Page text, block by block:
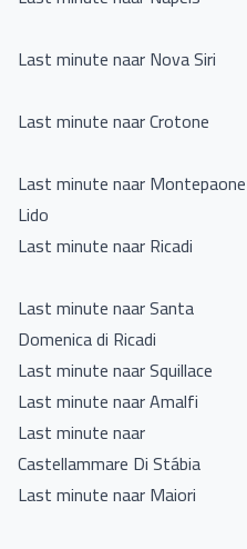
Last minute naar Nova Siri
Last minute naar Crotone
Last minute naar Montepaone
Lido
Last minute naar Ricadi
Last minute naar Santa
Domenica di Ricadi
Last minute naar Squillace
Last minute naar Amalfi
Last minute naar
Castellammare Di Stábia
Last minute naar Maiori